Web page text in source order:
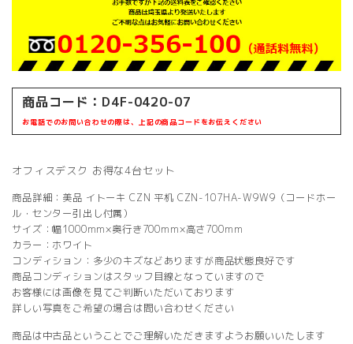
商品コード：D4F-0420-07
お電話でのお問い合わせの際は、上記の商品コードをお伝えください
オフィスデスク お得な4台セット
商品詳細：美品 イトーキ CZN 平机 CZN-107HA-W9W9（コードホー
ル・センター引出し付属）
サイズ：幅1000mm×奥行き700mm×高さ700mm
カラー：ホワイト
コンディション：多少のキズなどありますが商品状態良好です
商品コンディションはスタッフ目線となっていますので
お客様には画像を見てご判断いただいております
詳しい写真をご希望の場合は問い合わせください
商品は中古品ということでご理解いただきますようお願いいたします